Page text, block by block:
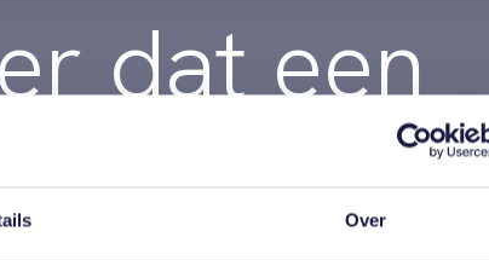
Over
dat een